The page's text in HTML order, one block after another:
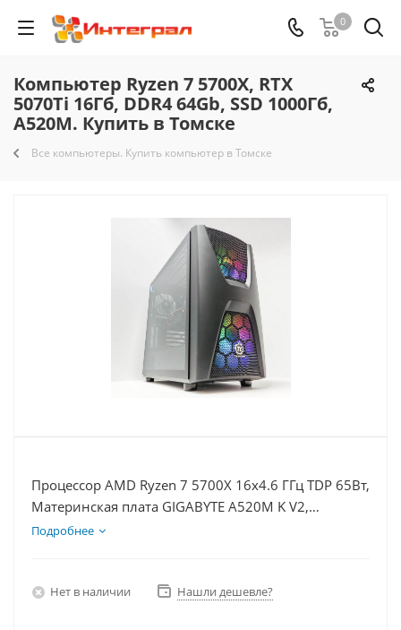
0
Компьютер Ryzen 7 5700X, RTX
5070Ti 16Гб, DDR4 64Gb, SSD 1000Гб,
A520M. Купить в Томске
Все компьютеры. Купить компьютер в Томске
Процессор AMD Ryzen 7 5700X 16x4.6 ГГц TDP 65Вт,
Материнская плата GIGABYTE A520M K V2,
Видеокарта RTX 5070Ti 16Гб, Память DDR4 64Gb,
Подробнее
Нет в наличии Нашли дешевле?